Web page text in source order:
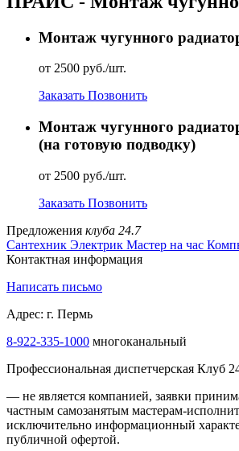
Монтаж чугунного
от 2500 руб./шт.
Заказать Позвонить
Монтаж чугунного
(на готовую подводку)
от 2500 руб./шт.
Заказать Позвонить
Предложения клуба 24.7
Сантехник Электрик Мастер на час
Контактная информация
Написать письмо
Адрес: г. Пермь
8-922-335-1000 многоканальный
Профессиональная диспетчерская Клуб
— не является компанией, заявки
частным самозанятым
исключительно информационный
публичной офертой.